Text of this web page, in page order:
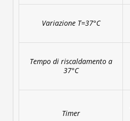
Variazione T=37°C
Tempo di riscaldamento a
37°C
Timer